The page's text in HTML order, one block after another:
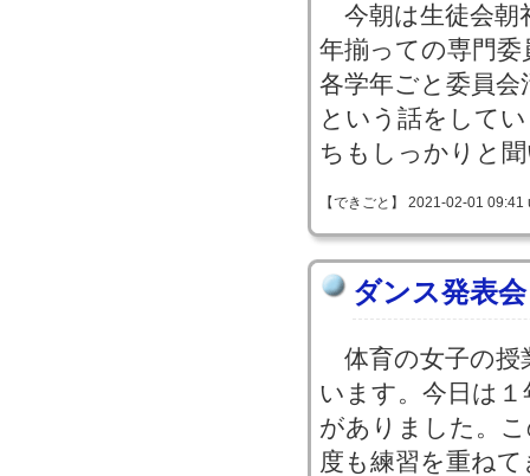
今朝は生徒会朝
年揃っての専門
各学年ごと委員
という話をして
ちもしっかりと
【できごと】 2021-02-01
ダンス発表
体育の女子の授
います。今日は
がありました。
度も練習を重ね